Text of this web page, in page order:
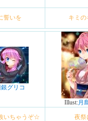
誓いを キミの
グリコ
Illust:月
いちゃうぞ☆ 夜祭